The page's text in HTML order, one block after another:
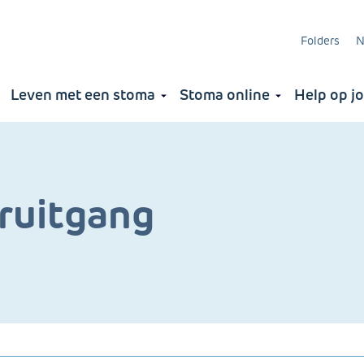
Folders
Leven met een stoma Stoma online Help op